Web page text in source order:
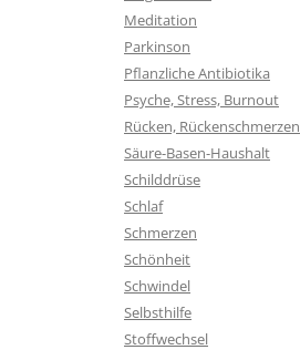
Meditation
Parkinson
Pflanzliche Antibiotika
Psyche, Stress, Burnout
Rücken, Rückenschmerzen
Säure-Basen-Haushalt
Schilddrüse
Schlaf
Schmerzen
Schönheit
Schwindel
Selbsthilfe
Stoffwechsel